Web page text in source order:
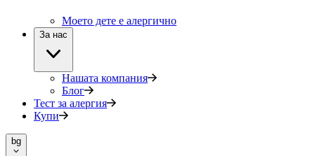
Моето дете е алергично
За нас
Нашата компания
Блог
Тест за алергия
Купи
bg